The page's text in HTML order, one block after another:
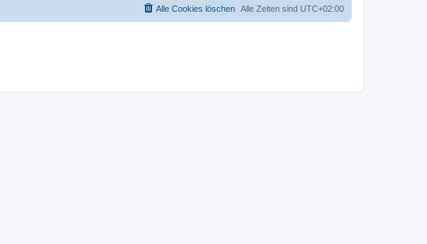
Alle Zeiten sind UTC+02:00
Alle Cookies löschen